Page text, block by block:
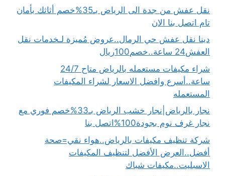
نقل عفش من جدة الى الرياض بـ35%خصم أثاثك بأمان
تام اتصل بنا الان
دينا نقل عفش حي الرمال..عروض مُميزة لـخدمات نقل
العفش24 ساعة..خصم100ريال
شراء مكيفات مستعمله بالرياض متاح 24/7
ساعة..أسرع وافضل الاسعار لشراء المكيفات
المستعمله
نجار بالرياض|نجار خشب الرياض بـ33%خصم فوري مع
نجار غرف نوم بجودة100%اتصل بنا
شركة تنظيف مكيفات بالرياض..هواء نقي=صحة
أفضل..العرض الأفضل لتنظيف المكيفات
الاسبليت..مكيفات شباك